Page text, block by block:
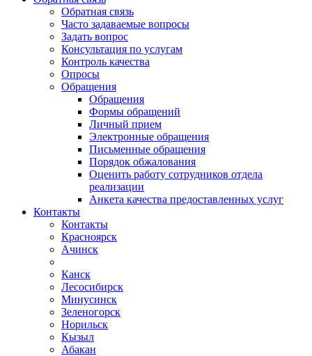
Обратная связь
Часто задаваемые вопросы
Задать вопрос
Консультация по услугам
Контроль качества
Опросы
Обращения
Обращения
Формы обращений
Личный прием
Электронные обращения
Письменные обращения
Порядок обжалования
Оценить работу сотрудников отдела
реализации
Анкета качества предоставленных услуг
Контакты
Контакты
Красноярск
Ачинск
Канск
Лесосибирск
Минусинск
Зеленогорск
Норильск
Кызыл
Абакан